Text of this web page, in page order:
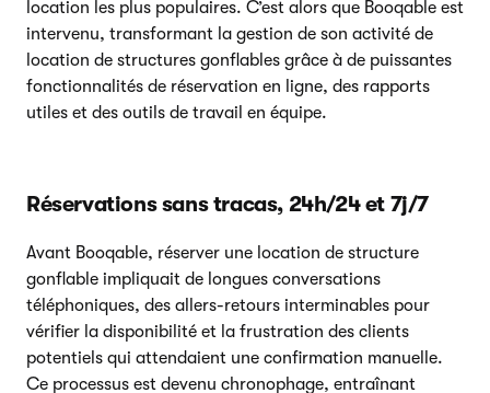
location les plus populaires. C’est alors que Booqable est
intervenu, transformant la gestion de son activité de
location de structures gonflables grâce à de puissantes
fonctionnalités de réservation en ligne, des rapports
utiles et des outils de travail en équipe.
Réservations sans tracas, 24h/24 et 7j/7
Avant Booqable, réserver une location de structure
gonflable impliquait de longues conversations
téléphoniques, des allers-retours interminables pour
vérifier la disponibilité et la frustration des clients
potentiels qui attendaient une confirmation manuelle.
Ce processus est devenu chronophage, entraînant